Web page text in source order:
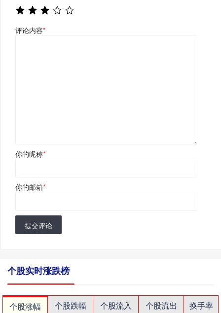
评论内容*
你的昵称*
你的邮箱*
提交评论
个股实时涨跌榜
个股涨幅 个股跌幅 个股流入 个股流出
换手率